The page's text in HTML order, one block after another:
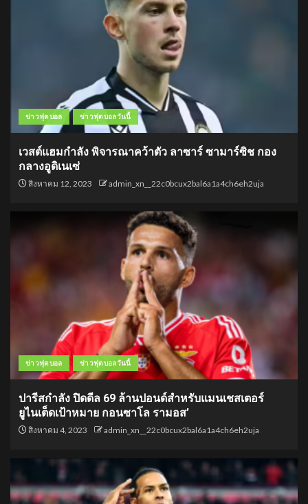
ข่าวฟุตบอล ข่าวฟุตบอลวันนี้
เวสต์แฮมกำลัง พิจารณาคว้าตัว ลาซาร์ ซามาร์ซิช กอง
กลางอูดิเนเซ่
สิงหาคม 12, 2023 admin_xn__22c0bcux2bal6a1a4ch6eh2uja
ข่าวฟุตบอล ข่าวฟุตบอลวันนี้
ปารีสกำลัง ปิดดีล 69 ล้านปอนด์สำหรับแมนเชสเตอร์
ยูไนเต็ดเป้าหมาย กอนซาโล รามอส’
สิงหาคม 4, 2023 admin_xn__22c0bcux2bal6a1a4ch6eh2uja